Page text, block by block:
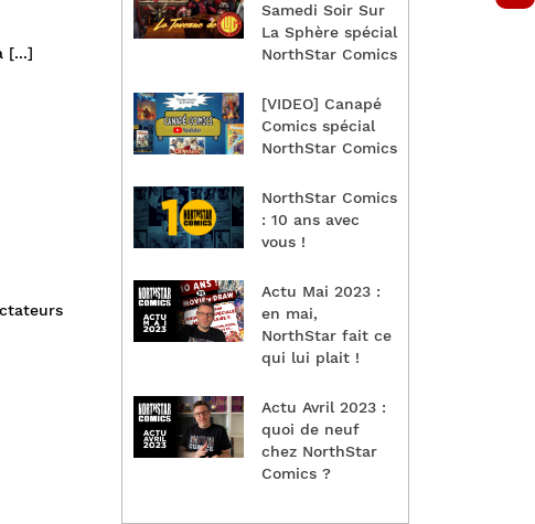
[...]
Samedi Soir Sur
La Sphère spécial
NorthStar Comics
[VIDEO] Canapé
Comics spécial
NorthStar Comics
NorthStar Comics
: 10 ans avec
vous !
Actu Mai 2023 :
en mai,
NorthStar fait ce
qui lui plait !
Actu Avril 2023 :
quoi de neuf
chez NorthStar
Comics ?